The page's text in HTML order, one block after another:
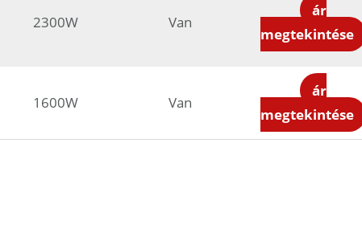
2300W Van
ár
megtekintése
1600W Van
ár
megtekintése